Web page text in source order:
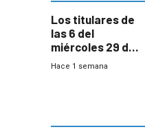
Los titulares de
las 6 del
miércoles 29 de
julio de 2026
Hace 1 semana